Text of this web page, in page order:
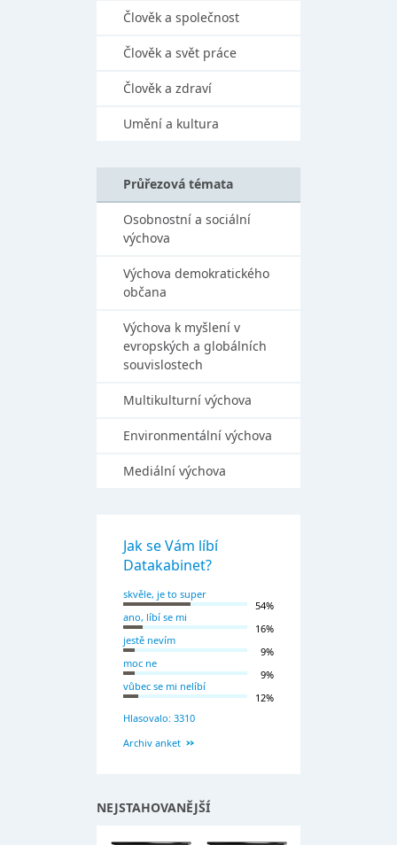
Člověk a společnost
Člověk a svět práce
Člověk a zdraví
Umění a kultura
Průřezová témata
Osobnostní a sociální
výchova
Výchova demokratického
občana
Výchova k myšlení v
evropských a globálních
souvislostech
Multikulturní výchova
Environmentální výchova
Mediální výchova
Jak se Vám líbí
Datakabinet?
skvěle, je to super
54%
ano, líbí se mi
16%
jestě nevím
9%
moc ne
9%
vůbec se mi nelíbí
12%
Hlasovalo: 3310
Archiv anket
NEJSTAHOVANĚJŠÍ